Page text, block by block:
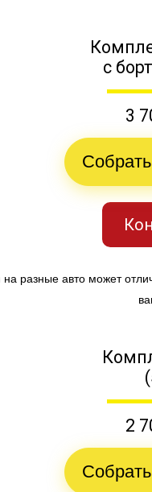
с
3
разные авто может
2